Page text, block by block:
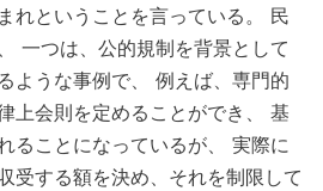
れということを言っている。 民
一つは、公的規制を背景として
ような事例で、 例えば、専門的
上会則を定めることができ、 基
ることになっているが、 実際に
受する額を決め、それを制限して